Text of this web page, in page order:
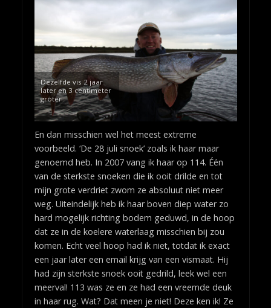
Dezelfde vis 2 jaar
later en 3 centimeter
groter
En dan misschien wel het meest extreme
voorbeeld. ‘De 28 juli snoek’ zoals ik haar maar
genoemd heb. In 2007 vang ik haar op 114. Één
van de sterkste snoeken die ik ooit drilde en tot
mijn grote verdriet zwom ze absoluut niet meer
weg. Uiteindelijk heb ik haar boven diep water zo
hard mogelijk richting bodem geduwd, in de hoop
dat ze in de koelere waterlaag misschien bij zou
komen. Echt veel hoop had ik niet, totdat ik exact
een jaar later een email krijg van een vismaat. Hij
had zijn sterkste snoek ooit gedrild, leek wel een
meerval! 113 was ze en ze had een vreemde deuk
in haar rug. Wat? Dat meen je niet! Deze ken ik! Ze